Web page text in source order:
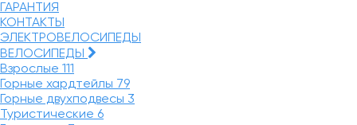
ГАРАНТИЯ
КОНТАКТЫ
ЭЛЕКТРОВЕЛОСИПЕДЫ
ВЕЛОСИПЕДЫ
Взрослые 111
Горные хардтейлы 79
Горные двухподвесы 3
Туристические 6